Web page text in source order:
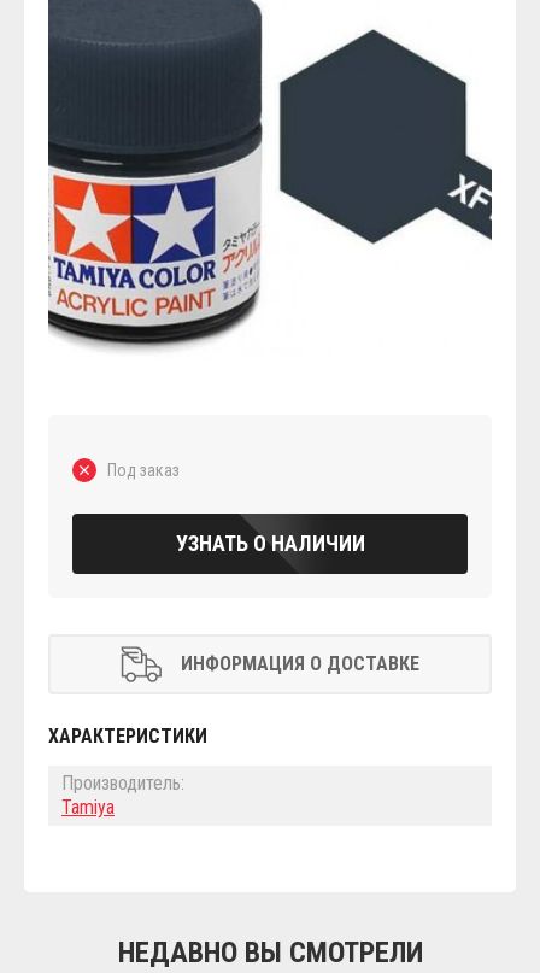
Под заказ
УЗНАТЬ О НАЛИЧИИ
ИНФОРМАЦИЯ О ДОСТАВКЕ
ХАРАКТЕРИСТИКИ
Производитель:
Tamiya
НЕДАВНО ВЫ СМОТРЕЛИ